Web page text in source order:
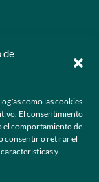
de
como las cookies
El consentimiento
el comportamiento de
consentir o retirar el
y